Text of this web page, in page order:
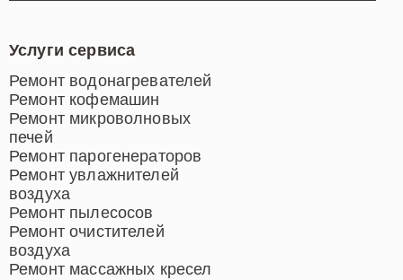
Услуги сервиса
Ремонт водонагревателей
Ремонт кофемашин
Ремонт микроволновых
печей
Ремонт парогенераторов
Ремонт увлажнителей
воздуха
Ремонт пылесосов
Ремонт очистителей
воздуха
Ремонт массажных кресел